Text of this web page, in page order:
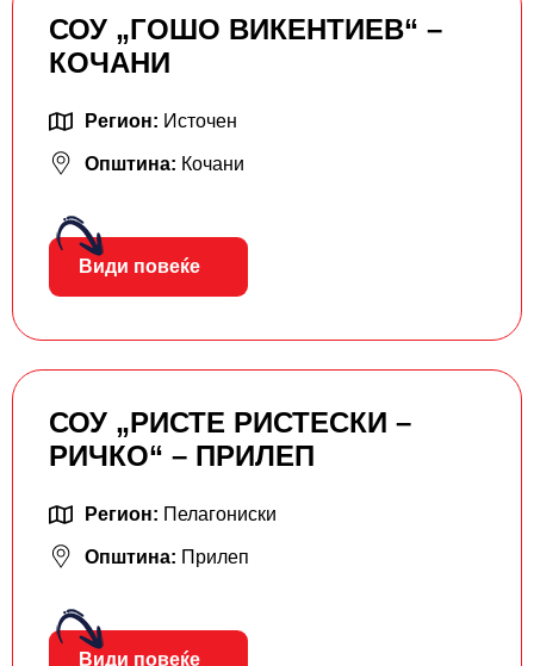
СОУ „ГОШО ВИКЕНТИЕВ“ –
КОЧАНИ
Регион: Источен
Општина: Кочани
Види повеќе
СОУ „РИСТЕ РИСТЕСКИ –
РИЧКО“ – ПРИЛЕП
Регион: Пелагониски
Општина: Прилеп
Види повеќе